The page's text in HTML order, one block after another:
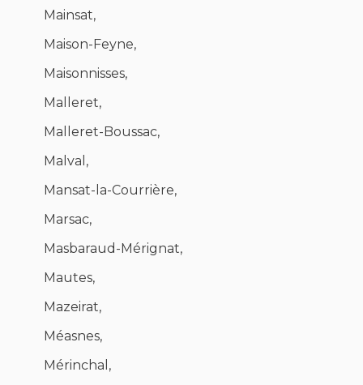
Mainsat,
Maison-Feyne,
Maisonnisses,
Malleret,
Malleret-Boussac,
Malval,
Mansat-la-Courrière,
Marsac,
Masbaraud-Mérignat,
Mautes,
Mazeirat,
Méasnes,
Mérinchal,